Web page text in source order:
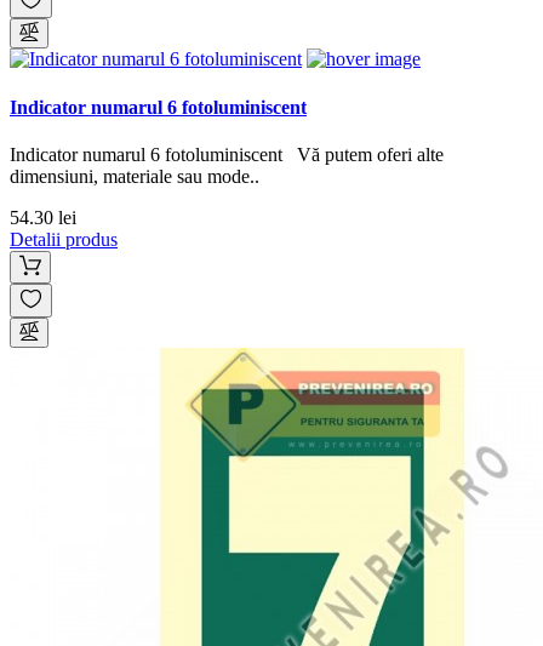
Indicator numarul 6 fotoluminiscent
Indicator numarul 6 fotoluminiscent Vă putem oferi alte
dimensiuni, materiale sau mode..
54.30 lei
Detalii produs